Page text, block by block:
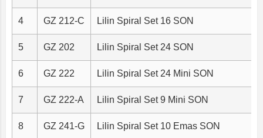
4 GZ 212-C Lilin Spiral Set 16 SON
5 GZ 202 Lilin Spiral Set 24 SON
6 GZ 222 Lilin Spiral Set 24 Mini SON
7 GZ 222-A Lilin Spiral Set 9 Mini SON
8 GZ 241-G Lilin Spiral Set 10 Emas SON